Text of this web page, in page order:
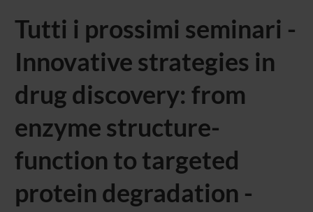
Tutti i prossimi seminari -
Innovative strategies in
drug discovery: from
enzyme structure-
function to targeted
protein degradation -